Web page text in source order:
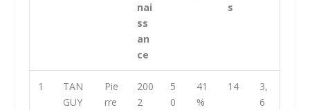
nai
ss
an
ce
s
1
TAN
GUY
Pie
rre
200
2
5
0
41
%
14
3,
6